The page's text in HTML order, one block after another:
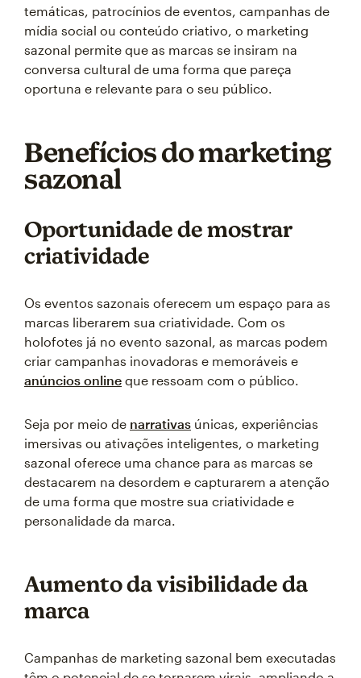
temáticas, patrocínios de eventos, campanhas de
mídia social ou conteúdo criativo, o marketing
sazonal permite que as marcas se insiram na
conversa cultural de uma forma que pareça
oportuna e relevante para o seu público.
Benefícios do marketing
sazonal
Oportunidade de mostrar
criatividade
Os eventos sazonais oferecem um espaço para as
marcas liberarem sua criatividade. Com os
holofotes já no evento sazonal, as marcas podem
criar campanhas inovadoras e memoráveis e
anúncios online que ressoam com o público.
Seja por meio de narrativas únicas, experiências
imersivas ou ativações inteligentes, o marketing
sazonal oferece uma chance para as marcas se
destacarem na desordem e capturarem a atenção
de uma forma que mostre sua criatividade e
personalidade da marca.
Aumento da visibilidade da
marca
Campanhas de marketing sazonal bem executadas